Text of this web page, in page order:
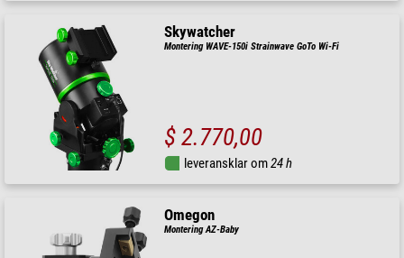
Skywatcher
Montering WAVE-150i Strainwave GoTo Wi-Fi
$ 2.770,00
leveransklar om24 h
Omegon
Montering AZ-Baby